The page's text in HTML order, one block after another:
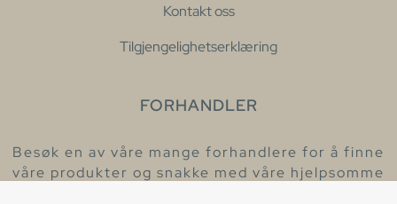
Kontakt oss
Tilgjengelighetserklæring
FORHANDLER
Besøk en av våre mange forhandlere for å finne
våre produkter og snakke med våre hjelpsomme